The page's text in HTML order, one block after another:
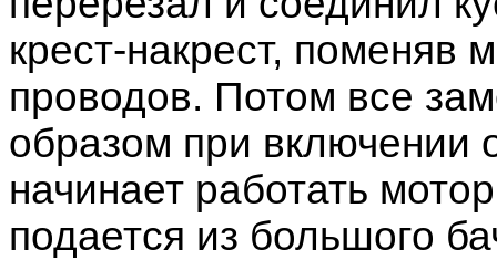
крест-накрест, поменяв
проводов. Потом все
образом при включении
начинает работать
подается из большого